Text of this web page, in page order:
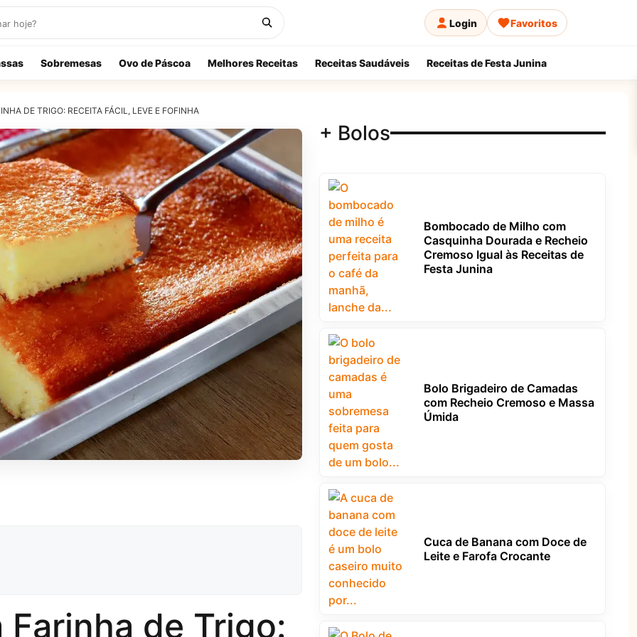
Login Favoritos
Sobremesas Ovo de Páscoa Melhores Receitas Receitas Saudáveis Receitas de Festa Junina
DE TRIGO: RECEITA FÁCIL, LEVE E FOFINHA
de Trigo:
+ Bolos
Bombocado de Milho com
Casquinha Dourada e Recheio
Cremoso Igual às Receitas de
Festa Junina
Bolo Brigadeiro de Camadas
com Recheio Cremoso e Massa
Úmida
Cuca de Banana com Doce de
Leite e Farofa Crocante